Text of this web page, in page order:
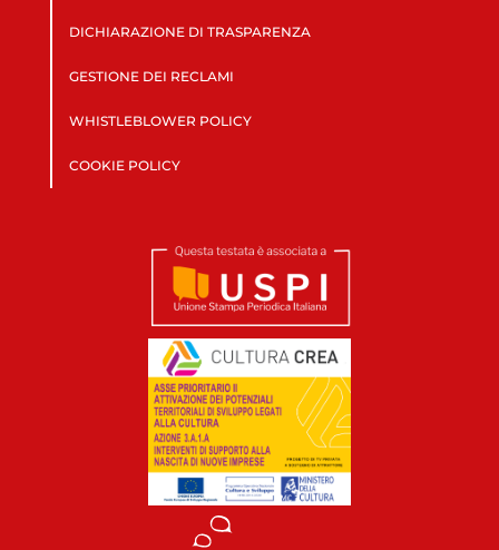
DICHIARAZIONE DI TRASPARENZA
GESTIONE DEI RECLAMI
WHISTLEBLOWER POLICY
COOKIE POLICY